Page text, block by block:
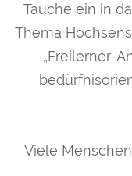
Tauche ein in
Thema
„Freilerner-
Viele